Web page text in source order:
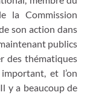
la Commission
son action dans
publics
des thématiques
et l’on
y a beaucoup de